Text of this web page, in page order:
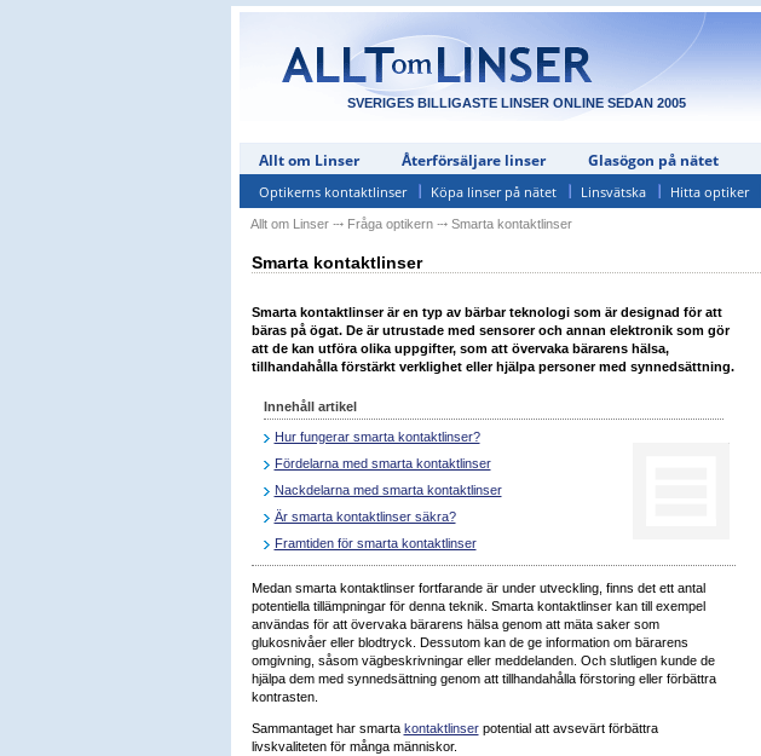
SVERIGES BILLIGASTE LINSER ONLINE SEDAN 2005
Allt om Linser Återförsäljare linser Glasögon på nätet
Optikerns kontaktlinser Köpa linser på nätet Linsvätska Hitta optiker
Allt om Linser⤏ Fråga optikern⤏ Smarta kontaktlinser
Smarta kontaktlinser
Smarta kontaktlinser är en typ av bärbar teknologi som är designad för att
bäras på ögat. De är utrustade med sensorer och annan elektronik som gör
att de kan utföra olika uppgifter, som att övervaka bärarens hälsa,
tillhandahålla förstärkt verklighet eller hjälpa personer med synnedsättning.
Innehåll artikel
Hur fungerar smarta kontaktlinser?
Fördelarna med smarta kontaktlinser
Nackdelarna med smarta kontaktlinser
Är smarta kontaktlinser säkra?
Framtiden för smarta kontaktlinser
Medan smarta kontaktlinser fortfarande är under utveckling, finns det ett antal
potentiella tillämpningar för denna teknik. Smarta kontaktlinser kan till exempel
användas för att övervaka bärarens hälsa genom att mäta saker som
glukosnivåer eller blodtryck. Dessutom kan de ge information om bärarens
omgivning, såsom vägbeskrivningar eller meddelanden. Och slutligen kunde de
hjälpa dem med synnedsättning genom att tillhandahålla förstoring eller förbättra
kontrasten.
Sammantaget har smarta kontaktlinserpotential att avsevärt förbättra
livskvaliteten för många människor.